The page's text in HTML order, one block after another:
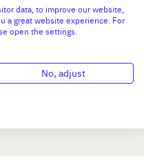
N°47264
data, to improve our website,
a great website experience. For
open the settings.
No, adjust